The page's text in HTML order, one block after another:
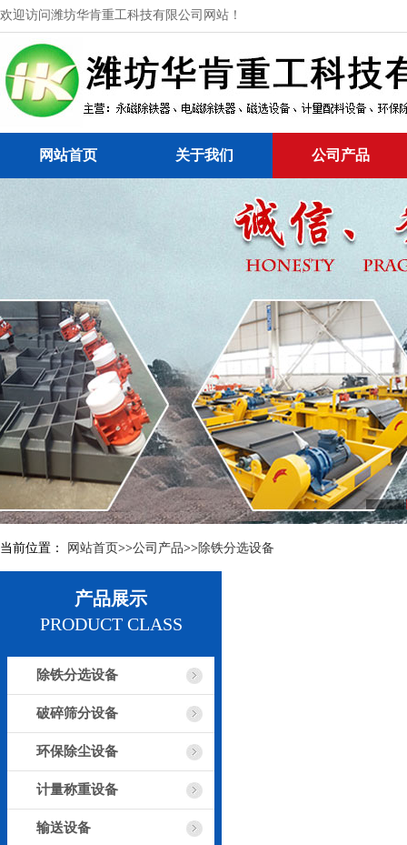
欢迎访问潍坊华肯重工科技有限公司网站！
网站首页 关于我们 公司产品
当前位置： 网站首页>>公司产品>>除铁分选设备
产品展示
PRODUCT CLASS
除铁分选设备
破碎筛分设备
环保除尘设备
计量称重设备
输送设备